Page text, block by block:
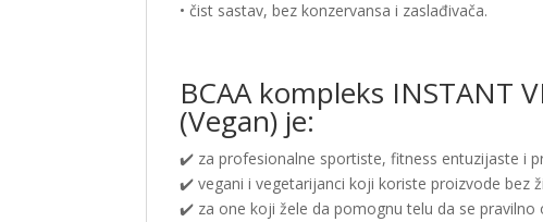
• čist sastav, bez konzervansa i zaslađivača.
BCAA kompleks INSTANT
(Vegan) je:
✔️ za profesionalne sportiste, fitness entuzijaste i
✔️ vegani i vegetarijanci koji koriste proizvode bez
✔️ za one koji žele da pomognu telu da se pravilno